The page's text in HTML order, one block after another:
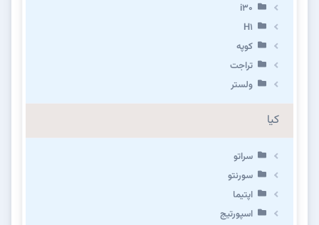
i30
H1
کوپه
تراجت
ولستر
کیا
سراتو
سورنتو
اپتیما
اسپورتیج